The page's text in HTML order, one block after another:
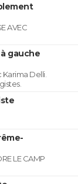
AVEC
gauche
Delli.
LE CAMP